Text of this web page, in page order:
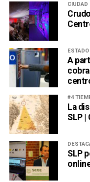
CIUDAD
ESTADO
A
#4
La
SLP |
SLP